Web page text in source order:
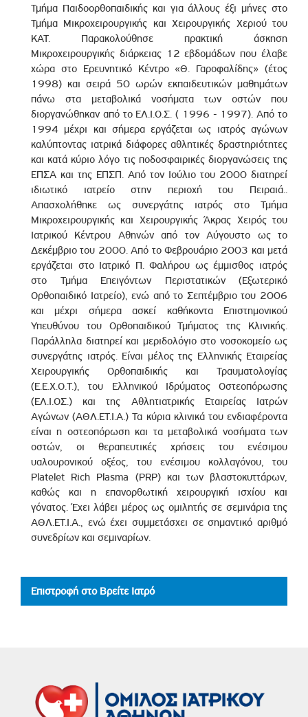
Τμήμα Παιδοορθοπαιδικής και για άλλους έξι μήνες στο
Τμήμα Μικροχειρουργικής και Χειρουργικής Χεριού του
ΚΑΤ. Παρακολούθησε πρακτική άσκηση
Μικροχειρουργικής διάρκειας 12 εβδομάδων που έλαβε
χώρα στο Ερευνητικό Κέντρο «Θ. Γαροφαλίδης» (έτος
1998) και σειρά 50 ωρών εκπαιδευτικών μαθημάτων
πάνω στα μεταβολικά νοσήματα των οστών που
διοργανώθηκαν από το ΕΛ.Ι.Ο.Σ. ( 1996 - 1997). Από το
1994 μέχρι και σήμερα εργάζεται ως ιατρός αγώνων
καλύπτοντας ιατρικά διάφορες αθλητικές δραστηριότητες
και κατά κύριο λόγο τις ποδοσφαιρικές διοργανώσεις της
ΕΠΣΑ και της ΕΠΣΠ. Από τον Ιούλιο του 2000 διατηρεί
ιδιωτικό ιατρείο στην περιοχή του Πειραιά..
Απασχολήθηκε ως συνεργάτης ιατρός στο Τμήμα
Μικροχειρουργικής και Χειρουργικής Άκρας Χειρός του
Ιατρικού Κέντρου Αθηνών από τον Αύγουστο ως το
Δεκέμβριο του 2000. Από το Φεβρουάριο 2003 και μετά
εργάζεται στο Ιατρικό Π. Φαλήρου ως έμμισθος ιατρός
στο Τμήμα Επειγόντων Περιστατικών (Εξωτερικό
Ορθοπαιδικό Ιατρείο), ενώ από το Σεπτέμβριο του 2006
και μέχρι σήμερα ασκεί καθήκοντα Επιστημονικού
Υπευθύνου του Ορθοπαιδικού Τμήματος της Κλινικής.
Παράλληλα διατηρεί και μεριδολόγιο στο νοσοκομείο ως
συνεργάτης ιατρός. Είναι μέλος της Ελληνικής Εταιρείας
Χειρουργικής Ορθοπαιδικής και Τραυματολογίας
(Ε.Ε.Χ.Ο.Τ.), του Ελληνικού Ιδρύματος Οστεοπόρωσης
(ΕΛ.Ι.ΟΣ.) και της Αθλητιατρικής Εταιρείας Ιατρών
Αγώνων (ΑΘΛ.ΕΤ.Ι.Α.) Τα κύρια κλινικά του ενδιαφέροντα
είναι η οστεοπόρωση και τα μεταβολικά νοσήματα των
οστών, οι θεραπευτικές χρήσεις του ενέσιμου
υαλουρονικού οξέος, του ενέσιμου κολλαγόνου, του
Platelet Rich Plasma (PRP) και των βλαστοκυττάρων,
καθώς και η επανορθωτική χειρουργική ισχίου και
γόνατος. Έχει λάβει μέρος ως ομιλητής σε σεμινάρια της
ΑΘΛ.ΕΤ.Ι.Α., ενώ έχει συμμετάσχει σε σημαντικό αριθμό
συνεδρίων και σεμιναρίων.
Επιστροφή στο Βρείτε Ιατρό